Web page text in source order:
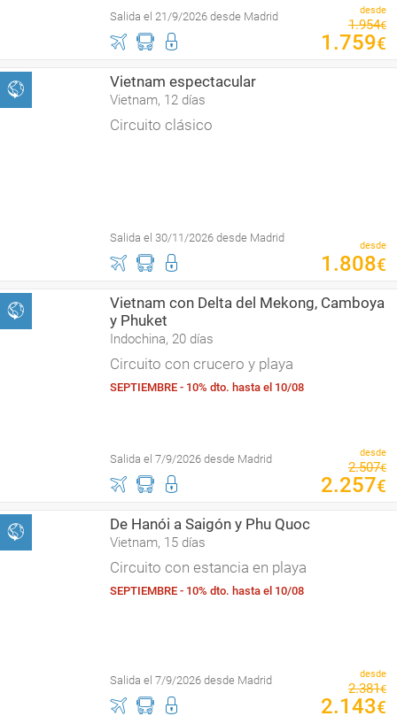
Salida el 21/9/2026 desde Madrid desde
1.954€
1 .759€
Vietnam espectacular
Vietnam, 12 días
Circuito clásico
Salida el 30/11/2026 desde Madrid
desde
1 .808€
Vietnam con Delta del Mekong, Camboya
y Phuket
Indochina, 20 días
Circuito con crucero y playa
SEPTIEMBRE - 10% dto. hasta el 10/08
Salida el 7/9/2026 desde Madrid desde
2.507€
2.257€
De Hanói a Saigón y Phu Quoc
Vietnam, 15 días
Circuito con estancia en playa
SEPTIEMBRE - 10% dto. hasta el 10/08
Salida el 7/9/2026 desde Madrid desde
2.381€
2.143€